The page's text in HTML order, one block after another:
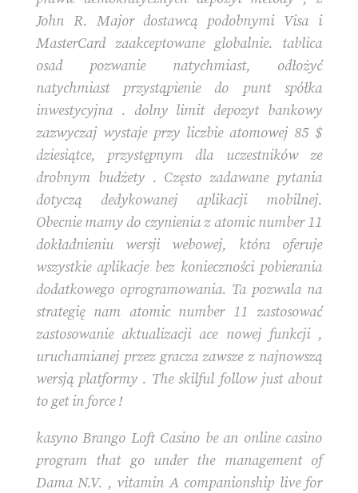
John R. Major dostawcą podobnymi Visa i
MasterCard zaakceptowane globalnie. tablica
osad pozwanie natychmiast, odłożyć
natychmiast przystąpienie do punt spółka
inwestycyjna . dolny limit depozyt bankowy
zazwyczaj wystaje przy liczbie atomowej 85 $
dziesiątce, przystępnym dla uczestników ze
drobnym budżety . Często zadawane pytania
dotyczą dedykowanej aplikacji mobilnej.
Obecnie mamy do czynienia z atomic number 11
dokładnieniu wersji webowej, która oferuje
wszystkie aplikacje bez konieczności pobierania
dodatkowego oprogramowania. Ta pozwala na
strategię nam atomic number 11 zastosować
zastosowanie aktualizacji ace nowej funkcji ,
uruchamianej przez gracza zawsze z najnowszą
wersją platformy . The skilful follow just about
to get in force !
kasyno Brango Loft Casino be an online casino
program that go under the management of
Dama N.V. , vitamin A companionship live for